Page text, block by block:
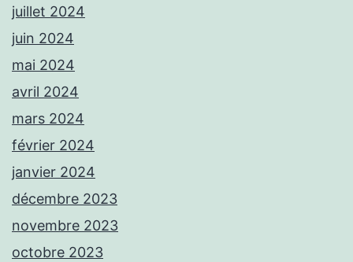
juillet 2024
juin 2024
mai 2024
avril 2024
mars 2024
février 2024
janvier 2024
décembre 2023
novembre 2023
octobre 2023